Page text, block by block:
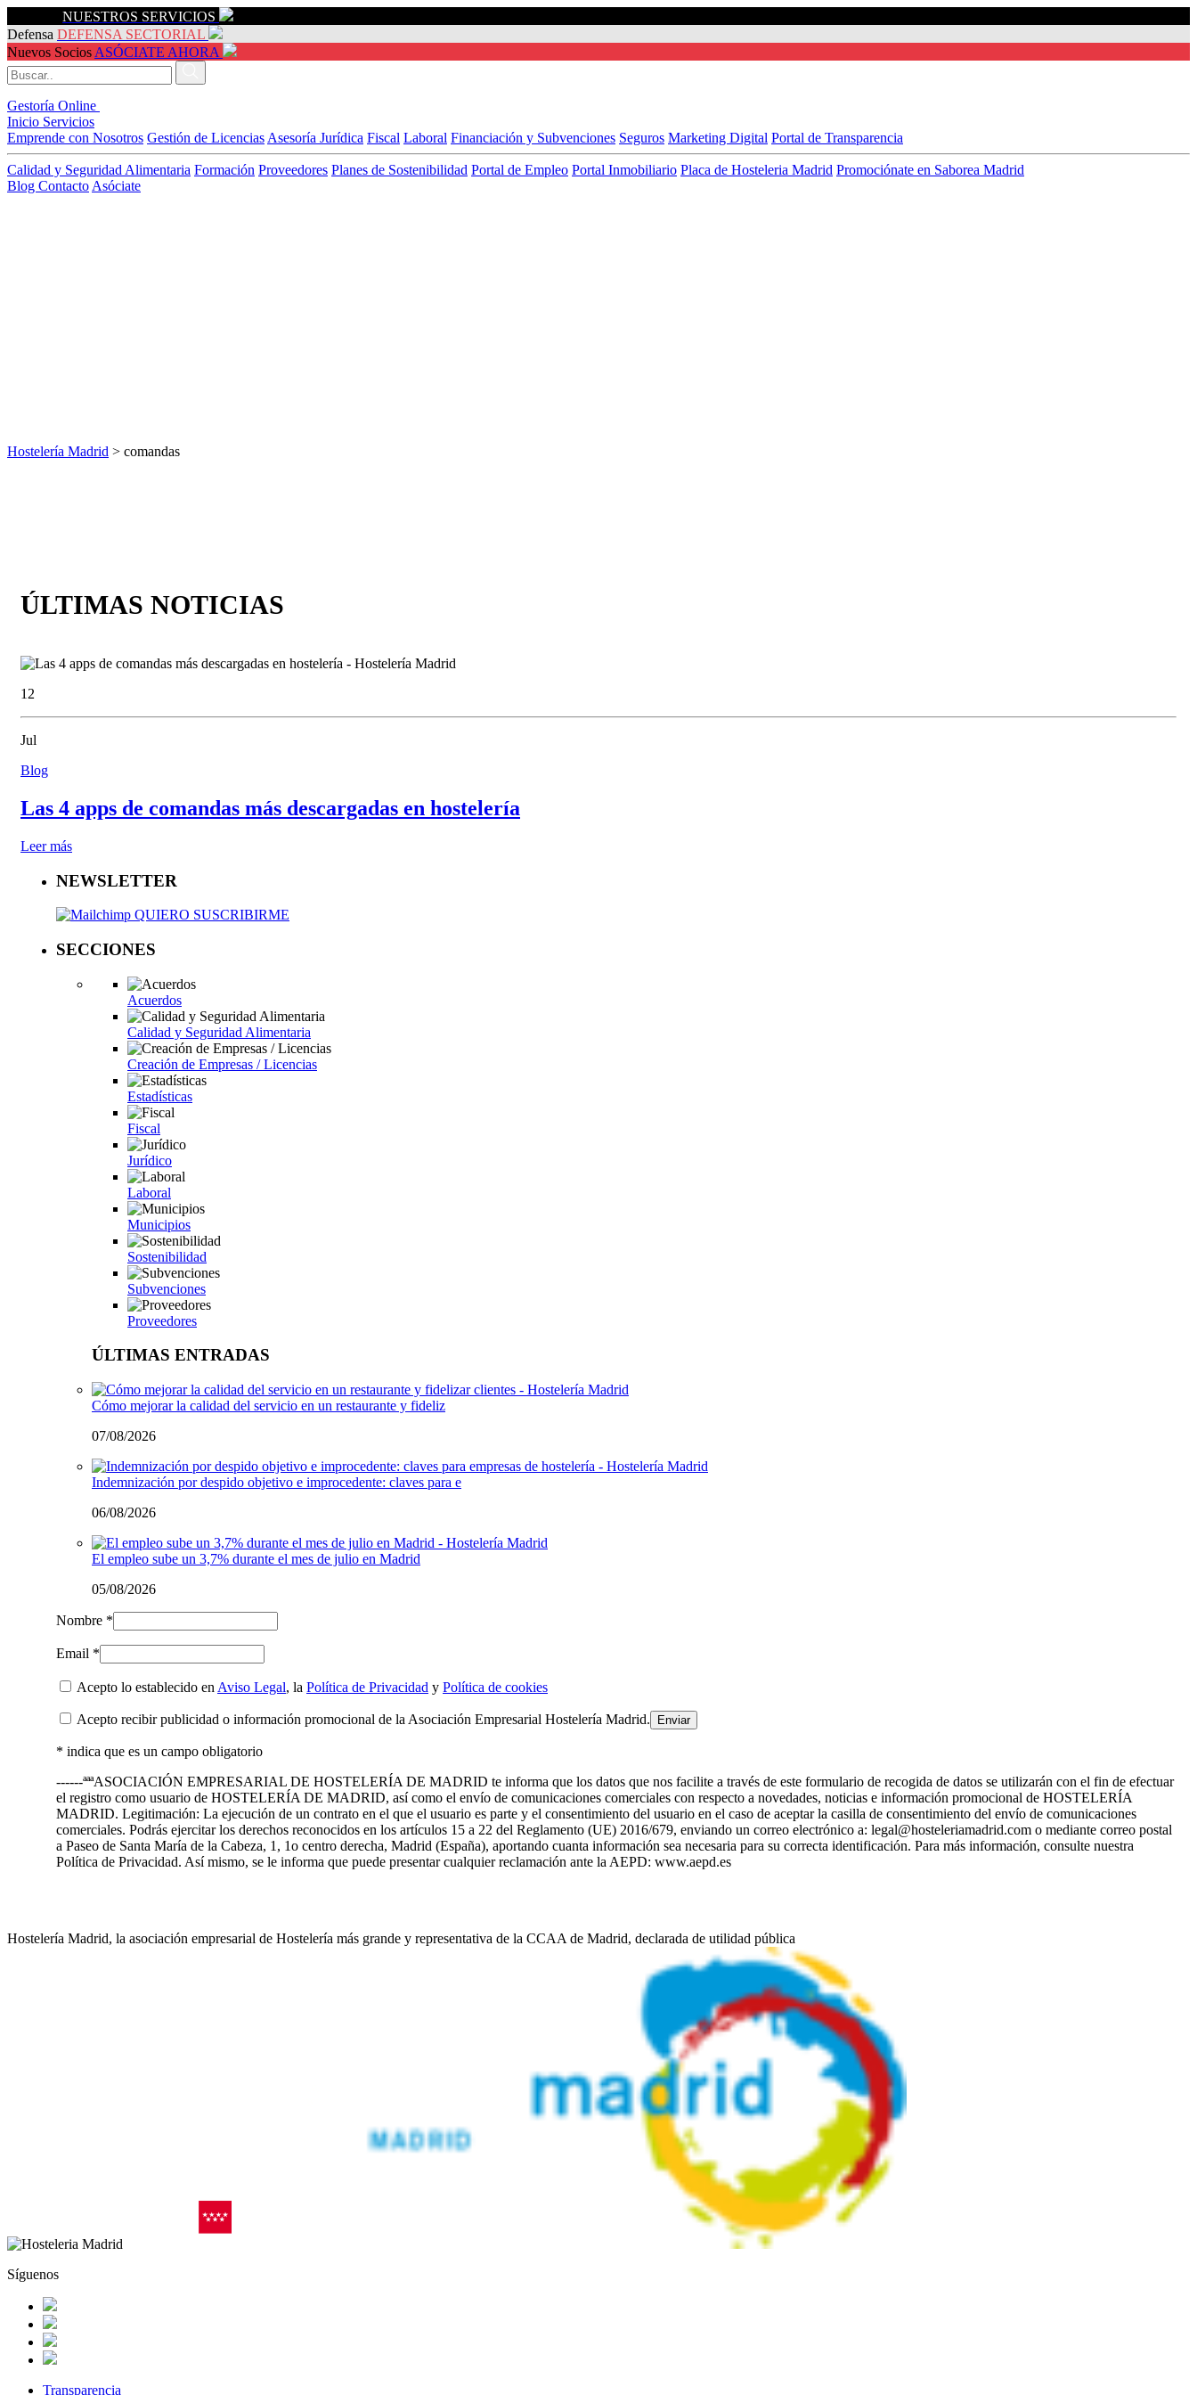
NUESTROS SERVICIOS
Defensa DEFENSA SECTORIAL
Nuevos Socios ASÓCIATE AHORA
Gestoría Online
Inicio Servicios
Emprende con Nosotros Gestión de Licencias Asesoría Jurídica Fiscal Laboral Financiación y Subvenciones Seguros Marketing Digital Portal de Transparencia
Calidad y Seguridad Alimentaria Formación Proveedores Planes de Sostenibilidad Portal de Empleo Portal Inmobiliario Placa de Hosteleria Madrid Promociónate en Saborea Madrid
Blog Contacto Asóciate
Hostelería Madrid > comandas
ÚLTIMAS NOTICIAS
12
Jul
Blog
Las 4 apps de comandas más descargadas en hostelería
Leer más
NEWSLETTER
QUIERO SUSCRIBIRME
SECCIONES
Acuerdos
Calidad y Seguridad Alimentaria
Creación de Empresas / Licencias
Estadísticas
Fiscal
Jurídico
Laboral
Municipios
Sostenibilidad
Subvenciones
Proveedores
ÚLTIMAS ENTRADAS
Cómo mejorar la calidad del servicio en un restaurante y fideliz
07/08/2026
Indemnización por despido objetivo e improcedente: claves para e
06/08/2026
El empleo sube un 3,7% durante el mes de julio en Madrid
05/08/2026
Nombre *
Email *
Acepto lo establecido en Aviso Legal, la Política de Privacidad y Política de cookies
Acepto recibir publicidad o información promocional de la Asociación Empresarial Hostelería Madrid.
* indica que es un campo obligatorio
------ªªªASOCIACIÓN EMPRESARIAL DE HOSTELERÍA DE MADRID te informa que los datos que nos facilite a través de este formulario de recogida de datos se utilizarán con el fin de efectuar
el registro como usuario de HOSTELERÍA DE MADRID, así como el envío de comunicaciones comerciales con respecto a novedades, noticias e información promocional de HOSTELERÍA
MADRID. Legitimación: La ejecución de un contrato en el que el usuario es parte y el consentimiento del usuario en el caso de aceptar la casilla de consentimiento del envío de comunicaciones
comerciales. Podrás ejercitar los derechos reconocidos en los artículos 15 a 22 del Reglamento (UE) 2016/679, enviando un correo electrónico a: legal@hosteleriamadrid.com o mediante correo postal
a Paseo de Santa María de la Cabeza, 1, 1o centro derecha, Madrid (España), aportando cuanta información sea necesaria para su correcta identificación. Para más información, consulte nuestra
Política de Privacidad. Así mismo, se le informa que puede presentar cualquier reclamación ante la AEPD: www.aepd.es
Hostelería Madrid, la asociación empresarial de Hostelería más grande y representativa de la CCAA de Madrid, declarada de utilidad pública
Síguenos
Transparencia